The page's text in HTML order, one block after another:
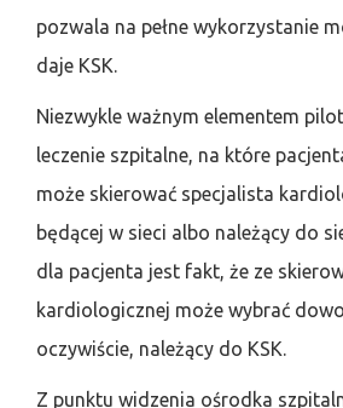
pozwala na pełne wykorzystanie
daje KSK.
Niezwykle ważnym elementem
leczenie szpitalne, na które
może skierować specjalista
będącej w sieci albo należący do
dla pacjenta jest fakt, że ze
kardiologicznej może wybrać
oczywiście, należący do KSK.
Z punktu widzenia ośrodka